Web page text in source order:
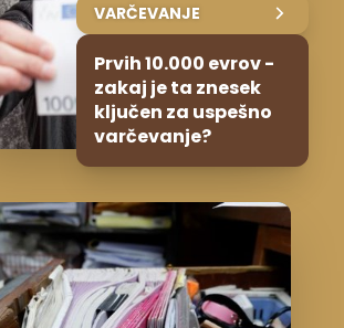
VARČEVANJE
Prvih 10.000 evrov -
zakaj je ta znesek
ključen za uspešno
varčevanje?